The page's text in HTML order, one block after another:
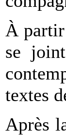
À partir
se
textes
Après